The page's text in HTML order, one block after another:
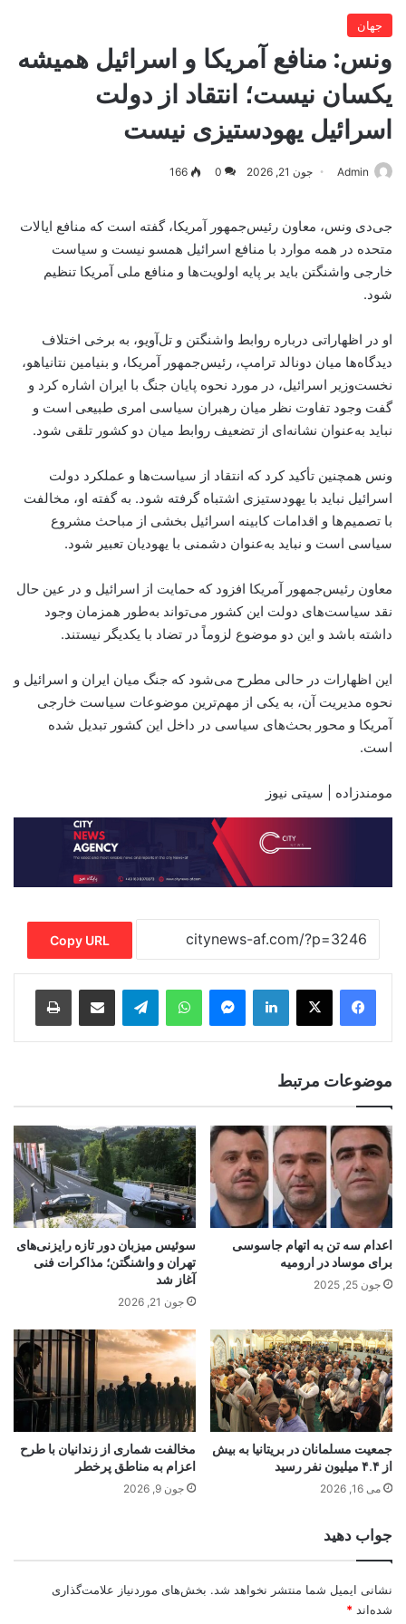
جهان
ونس: منافع آمریکا و اسرائیل همیشه
یکسان نیست؛ انتقاد از دولت
اسرائیل یهودستیزی نیست
Admin جون 21, 2026 0
166
جی‌دی ونس، معاون رئیس‌جمهور آمریکا، گفته است که منافع ایالات
متحده در همه موارد با منافع اسرائیل همسو نیست و سیاست
خارجی واشنگتن باید بر پایه اولویت‌ها و منافع ملی آمریکا تنظیم
شود.
او در اظهاراتی درباره روابط واشنگتن و تل‌آویو، به برخی اختلاف
دیدگاه‌ها میان دونالد ترامپ، رئیس‌جمهور آمریکا، و بنیامین نتانیاهو،
نخست‌وزیر اسرائیل، در مورد نحوه پایان جنگ با ایران اشاره کرد و
گفت وجود تفاوت نظر میان رهبران سیاسی امری طبیعی است و
نباید به‌عنوان نشانه‌ای از تضعیف روابط میان دو کشور تلقی شود.
ونس همچنین تأکید کرد که انتقاد از سیاست‌ها و عملکرد دولت
اسرائیل نباید با یهودستیزی اشتباه گرفته شود. به گفته او، مخالفت
با تصمیم‌ها و اقدامات کابینه اسرائیل بخشی از مباحث مشروع
سیاسی است و نباید به‌عنوان دشمنی با یهودیان تعبیر شود.
معاون رئیس‌جمهور آمریکا افزود که حمایت از اسرائیل و در عین حال
نقد سیاست‌های دولت این کشور می‌تواند به‌طور همزمان وجود
داشته باشد و این دو موضوع لزوماً در تضاد با یکدیگر نیستند.
این اظهارات در حالی مطرح می‌شود که جنگ میان ایران و اسرائیل و
نحوه مدیریت آن، به یکی از مهم‌ترین موضوعات سیاست خارجی
آمریکا و محور بحث‌های سیاسی در داخل این کشور تبدیل شده
است.
مومندزاده | سیتی نیوز
Copy URL
LinkedIn
Messenger
WhatsApp
Telegram
Share via Email
Print
موضوعات مرتبط
اعدام سه تن به اتهام جاسوسی
برای موساد در ارومیه
جون 25, 2025
سوئیس میزبان دور تازه رایزنی‌های
تهران و واشنگتن؛ مذاکرات فنی
آغاز شد
جون 21, 2026
جمعیت مسلمانان در بریتانیا به بیش
از ۴.۴ میلیون نفر رسید
می 16, 2026
مخالفت شماری از زندانیان با طرح
اعزام به مناطق پرخطر
جون 9, 2026
جواب دهید
نشانی ایمیل شما منتشر نخواهد شد. بخش‌های موردنیاز علامت‌گذاری
شده‌اند *